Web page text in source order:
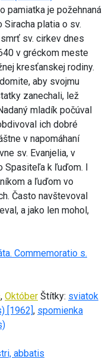
pamiatka je požehnaná
Siracha platia o sv.
sv. cirkev dnes
v gréckom meste
kresťanskej rodiny.
aby svojmu
zanechali, lež
mladík počúval
ich dobré
v napomáhaní
sv. Evanjelia, v
Spasiteľa k ľuďom. I
a ľuďom vo
Často navštevoval
a jako len mohol,
Commemoratio s.
, Október Štítky: sviatok
[1962], spomienka
abbatis